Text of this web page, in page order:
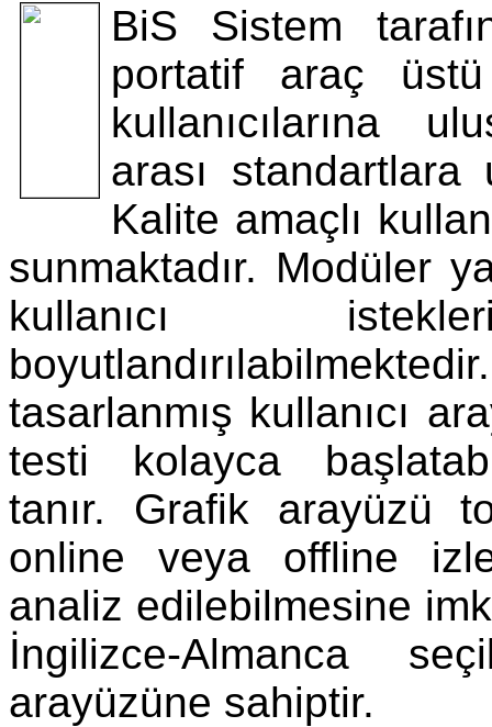
BiS Sistem
portatif araç
kullanıcılarına
arası
Kalite amaçlı
sunmaktadır. Modüler
kullanıcı
tasarlanmış kullanıcı
testi kolayca
tanır. Grafik arayüzü
online veya offline
analiz edilebilmesine
İngilizce-Almanca
arayüzüne sahiptir.